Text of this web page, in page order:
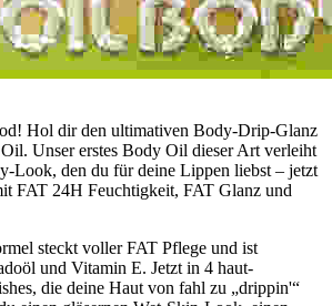
Hol dir den ultimativen Body-Drip-Glanz
Unser erstes Body Oil dieser Art verleiht
Look, den du für deine Lippen liebst – jetzt
FAT 24H Feuchtigkeit, FAT Glanz und
steckt voller FAT Pflege und ist
und Vitamin E. Jetzt in 4 haut-
die deine Haut von fahl zu „drippin'“